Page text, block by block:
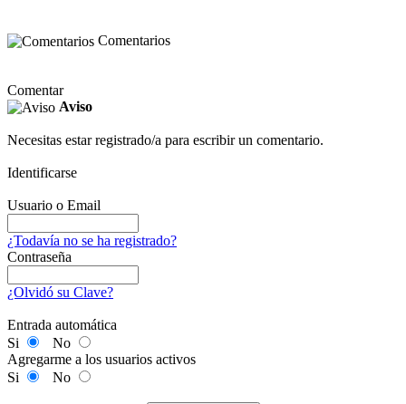
Comentarios
Comentar
Aviso
Necesitas estar registrado/a para escribir un comentario.
Identificarse
Usuario o Email
¿Todavía no se ha registrado?
Contraseña
¿Olvidó su Clave?
Entrada automática
Si
No
Agregarme a los usuarios activos
Si
No